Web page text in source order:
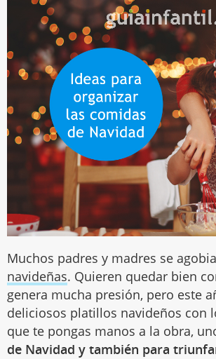
Muchos padres y madres se
navideñas. Quieren quedar bien
genera mucha presión, pero este
deliciosos platillos navideños con
que te pongas manos a la obra,
de Navidad y también para